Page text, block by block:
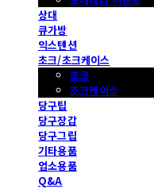
상대
큐가방
익스텐션
초크/초크케이스
초크
초크케이스
당구팁
당구장갑
당구그립
기타용품
업소용품
Q&A